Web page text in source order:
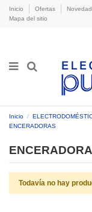
Inicio Ofertas
Mapa del sitio
Inicio
ENCERADORAS
Todavía no hay